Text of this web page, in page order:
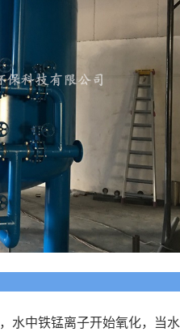
水中铁锰离子开始氧化，当